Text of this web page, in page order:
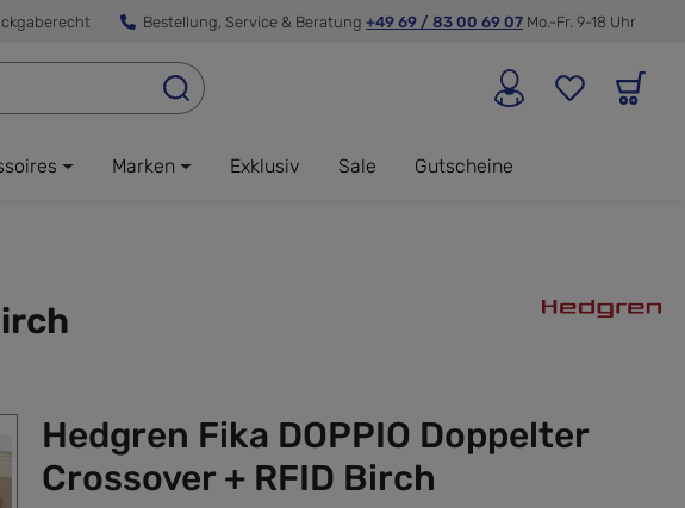
Bestellung, Service & Beratung +49 69 / 83 00 69 07 Mo.-Fr. 9-18 Uhr
Marken Exklusiv Sale Gutscheine
Hedgren Fika DOPPIO Doppelter
Crossover + RFID Birch